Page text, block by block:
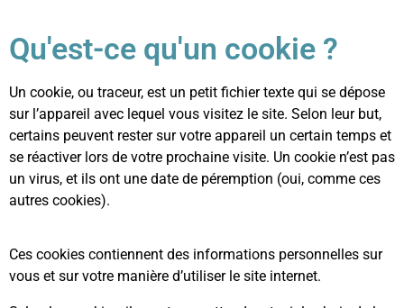
Qu'est-ce qu'un cookie ?
Un cookie, ou traceur, est un petit fichier texte qui se dépose
sur l’appareil avec lequel vous visitez le site. Selon leur but,
certains peuvent rester sur votre appareil un certain temps et
se réactiver lors de votre prochaine visite. Un cookie n’est pas
un virus, et ils ont une date de péremption (oui, comme ces
autres cookies).
Ces cookies contiennent des informations personnelles sur
vous et sur votre manière d’utiliser le site internet.